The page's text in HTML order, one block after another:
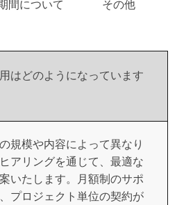
間について その他
はどのようになっています
規模や内容によって異なり
アリングを通じて、最適な
いたします。月額制のサポ
プロジェクト単位の契約が